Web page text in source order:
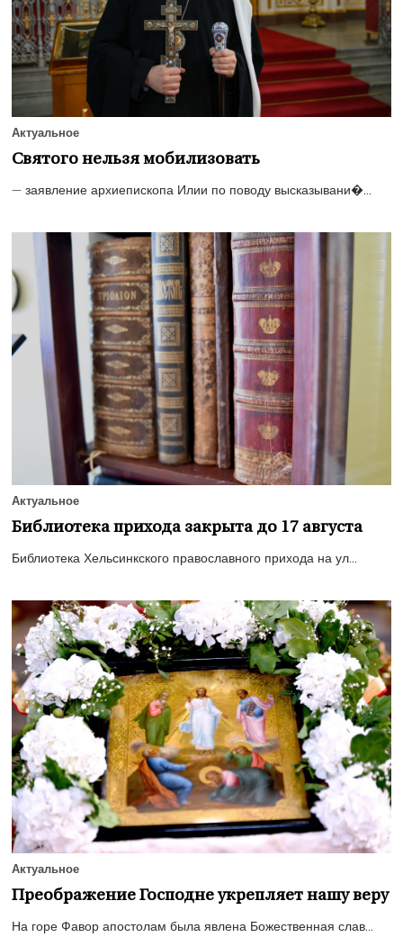
Актуальное
Святого нельзя мобилизовать
— заявление архиепископа Илии по поводу высказывани�...
Актуальное
Библиотека прихода закрыта до 17 августа
Библиотека Хельсинкского православного прихода на ул...
Актуальное
Преображение Господне укрепляет нашу веру
На горе Фавор апостолам была явлена Божественная слав...